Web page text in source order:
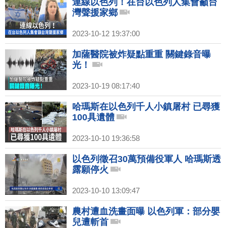
連線以色列！在台以色列人集會籲台
灣聲援家鄉
2023-10-12 19:37:00
加薩醫院被炸疑點重重 關鍵錄音曝
光！
2023-10-19 08:17:40
哈瑪斯在以色列千人小鎮屠村 已尋獲
100具遺體
2023-10-10 19:36:58
以色列徵召30萬預備役軍人 哈瑪斯透
露願停火
2023-10-10 13:09:47
農村遭血洗畫面曝 以色列軍：部分嬰
兒遭斬首